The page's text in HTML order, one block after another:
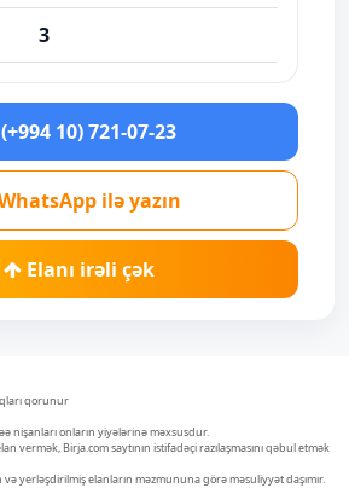
3
(+994 10) 721-07-23
ilə yazın
Elanı irəli çək
qorunur
nişanları onların yiyələrinə məxsusdur.
vermək, Birja.com saytının istifadəçi razılaşmasını qəbul etmək
yerləşdirilmiş elanların məzmununa görə məsuliyyət daşımır.